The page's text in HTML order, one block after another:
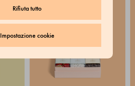
Rifiuta tutto
Impostazione cookie